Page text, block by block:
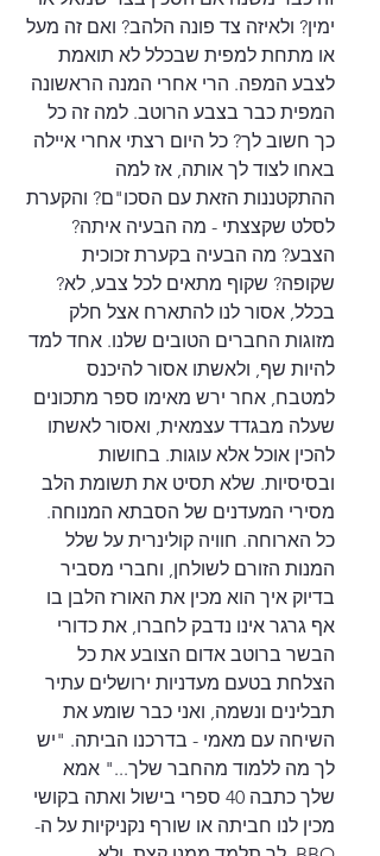
ימין? ולאיזה צד פונה הלהב? ואם זה מעל
או מתחת למפית שבכלל לא תואמת
לצבע המפה. הרי אחרי המנה הראשונה
המפית כבר בצבע הרוטב. למה זה כל
כך חשוב לך? כל היום רצתי אחרי איילה
באחו לצוד לך אותה, אז למה
ההתקטננות הזאת עם הסכו"ם? והקערת
לסלט שקצצתי - מה הבעיה איתה?
הצבע? מה הבעיה בקערת זכוכית
שקופה? שקוף מתאים לכל צבע, לא?
בכלל, אסור לנו להתארח אצל חלק
מזוגות החברים הטובים שלנו. אחד למד
להיות שף, ולאשתו אסור להיכנס
למטבח, אחר ירש מאימו ספר מתכונים
שעלה מבגדד עצמאית, ואסור לאשתו
להכין אוכל אלא עוגות. בחושות
ובסיסיות. שלא תסיט את תשומת הלב
מסירי המעדנים של הסבתא המנוחה.
כל הארוחה. חוויה קולינרית על שלל
המנות הזורם לשולחן, וחברי מסביר
בדיוק איך הוא מכין את האורז הלבן בו
אף גרגר אינו נדבק לחברו, את כדורי
הבשר ברוטב אדום הצובע את כל
הצלחת בטעם מעדניות ירושלים עתיר
תבלינים ונשמה, ואני כבר שומע את
השיחה עם מאמי - בדרכנו הביתה. "יש
לך מה ללמוד מהחבר שלך..." אמא
שלך כתבה 40 ספרי בישול ואתה בקושי
מכין לנו חביתה או שורף נקניקיות על ה-